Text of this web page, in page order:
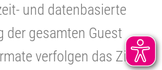
und datenbasierte
der gesamten Guest
verfolgen das Ziel,